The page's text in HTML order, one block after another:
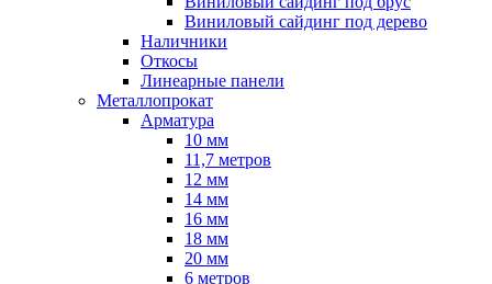
Виниловый сайдинг под дерево
Наличники
Откосы
Линеарные панели
Металлопрокат
Арматура
10 мм
11,7 метров
12 мм
14 мм
16 мм
18 мм
20 мм
6 метров